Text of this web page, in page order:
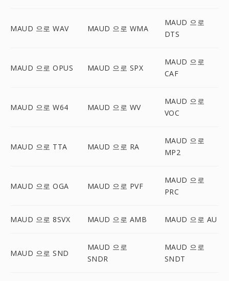
MAUD 으로 WAV MAUD 으로 WMA
MAUD 으로
DTS
MAUD 으로 OPUS MAUD 으로 SPX
MAUD 으로
CAF
MAUD 으로 W64 MAUD 으로 WV
MAUD 으로
VOC
MAUD 으로 TTA MAUD 으로 RA
MAUD 으로
MP2
MAUD 으로 OGA MAUD 으로 PVF
MAUD 으로
PRC
MAUD 으로 8SVX MAUD 으로 AMB MAUD 으로 AU
MAUD 으로 SND
MAUD 으로
SNDR
MAUD 으로
SNDT